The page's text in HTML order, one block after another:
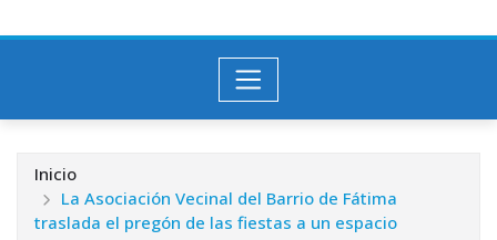
Inicio
La Asociación Vecinal del Barrio de Fátima
traslada el pregón de las fiestas a un espacio